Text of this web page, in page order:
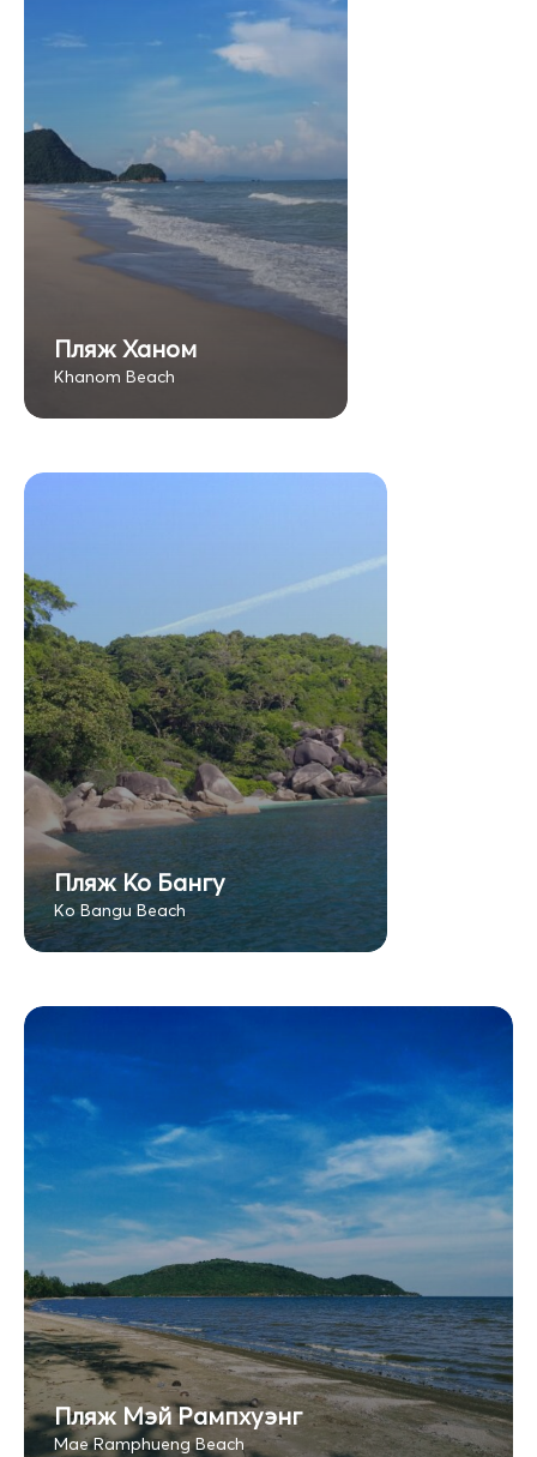
Пляж Ханом
Khanom Beach
Пляж Ко Бангу
Ko Bangu Beach
Пляж Мэй Рампхуэнг
Mae Ramphueng Beach